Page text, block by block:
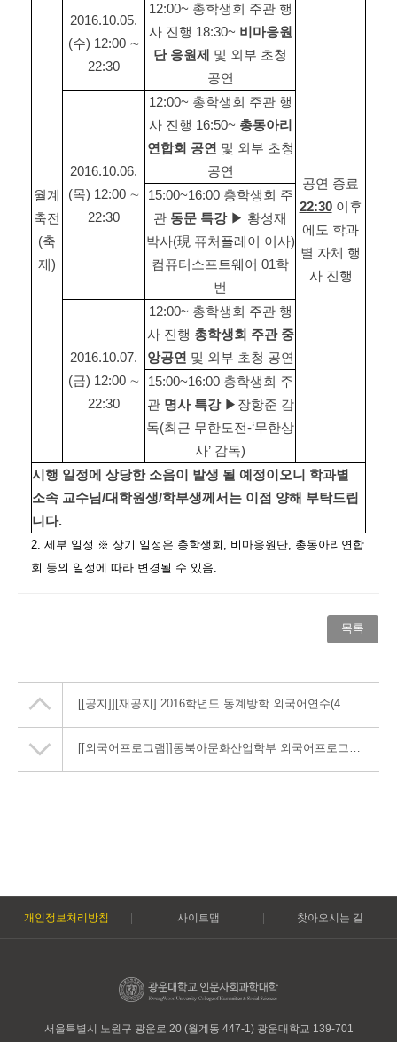
월계
축전
(축
제)
2016.10.05.
(수) 12:00 ∼
22:30
12:00~ 총학생회 주관 행
사 진행 18:30~ 비마응원
단 응원제 및 외부 초청
공연
공연 종료
22:30이후
에도 학과
별 자체 행
사 진행
2016.10.06.
(목) 12:00 ∼
22:30
12:00~ 총학생회 주관 행
사 진행 16:50~ 총동아리
연합회 공연 및 외부 초청
공연
15:00~16:00 총학생회 주
관 동문 특강▶ 황성재
박사(現 퓨처플레이 이사)
컴퓨터소프트웨어 01학
번
2016.10.07.
(금) 12:00 ∼
22:30
12:00~ 총학생회 주관 행
사 진행 총학생회 주관 중
앙공연 및 외부 초청 공연
15:00~16:00 총학생회 주
관 명사 특강▶장항준 감
독(최근 무한도전-‘무한상
사’ 감독)
시행 일정에 상당한 소음이 발생 될 예정이오니 학과별
소속 교수님/대학원생/학부생께서는 이점 양해 부탁드립
니다.
2. 세부 일정 ※ 상기 일정은 총학생회, 비마응원단, 총동아리연합
회 등의 일정에 따라 변경될 수 있음.
목록
[[공지]] [재공지] 2016학년도 동계방학 외국어연수(4주) 실시 안내 (접수기간 연장)
[[외국어프로그램]] 동북아문화산업학부 외국어프로그램 안내 자료 (2016.10.)
개인정보처리방침 사이트맵 찾아오시는 길
서울특별시 노원구 광운로 20 (월계동 447-1) 광운대학교 139-701